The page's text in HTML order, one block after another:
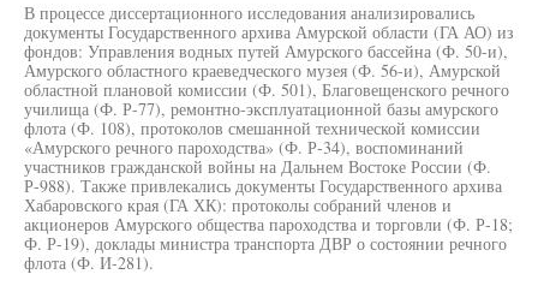
В процессе диссертационного исследования анализировались
документы Государственного архива Амурской области (ГА АО) из
фондов: Управления водных путей Амурского бассейна (Ф. 50-и),
Амурского областного краеведческого музея (Ф. 56-и), Амурской
областной плановой комиссии (Ф. 501), Благовещенского речного
училища (Ф. Р-77), ремонтно-эксплуатационной базы амурского
флота (Ф. 108), протоколов смешанной технической комиссии
«Амурского речного пароходства» (Ф. Р-34), воспоминаний
участников гражданской войны на Дальнем Востоке России (Ф.
Р-988). Также привлекались документы Государственного архива
Хабаровского края (ГА ХК): протоколы собраний членов и
акционеров Амурского общества пароходства и торговли (Ф. Р-18;
Ф. Р-19), доклады министра транспорта ДВР о состоянии речного
флота (Ф. И-281).